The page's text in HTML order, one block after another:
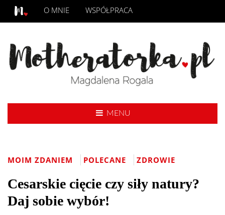
O MNIE WSPÓŁPRACA
MENU
MOIM ZDANIEM POLECANE ZDROWIE
Cesarskie cięcie czy siły natury?
Daj sobie wybór!